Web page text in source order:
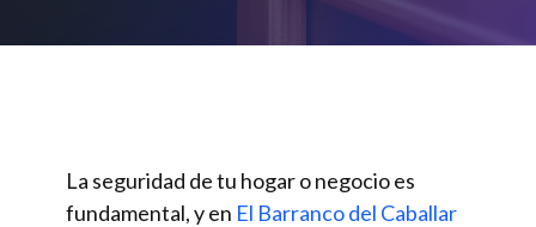
La seguridad de tu hogar o negocio es
fundamental, y en El Barranco del Caballar